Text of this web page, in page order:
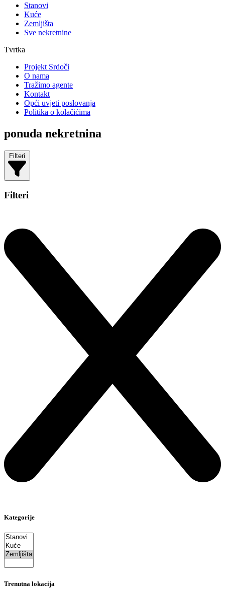
Stanovi
Kuće
Zemljišta
Sve nekretnine
Tvrtka
Projekt Srdoči
O nama
Tražimo agente
Kontakt
Opći uvjeti poslovanja
Politika o kolačićima
ponuda nekretnina
Filteri
Filteri
Kategorije
Trenutna lokacija